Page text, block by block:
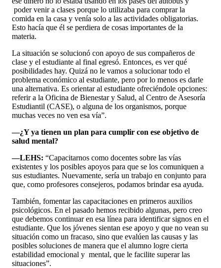
poder venir a clases porque lo utilizaba para comprar la
comida en la casa y venía solo a las actividades obligatorias.
Esto hacía que él se perdiera de cosas importantes de la
materia.
La situación se solucionó con apoyo de sus compañeros de
clase y el estudiante al final egresó. Entonces, es ver qué
posibilidades hay. Quizá no le vamos a solucionar todo el
problema económico al estudiante, pero por lo menos es darle
una alternativa. Es orientar al estudiante ofreciéndole opciones:
referir a la Oficina de Bienestar y Salud, al Centro de Asesoría
Estudiantil (CASE), o alguna de los organismos, porque
muchas veces no ven esa vía”.
—¿Y ya tienen un plan para cumplir con ese objetivo de
salud mental?
—LEHS: “Capacitarnos como docentes sobre las vías
existentes y los posibles apoyos para que se los comuniquen a
sus estudiantes. Nuevamente, sería un trabajo en conjunto para
que, como profesores consejeros, podamos brindar esa ayuda.
También, fomentar las capacitaciones en primeros auxilios
psicológicos. En el pasado hemos recibido algunas, pero creo
que debemos continuar en esa línea para identificar signos en el
estudiante. Que los jóvenes sientan ese apoyo y que no vean su
situación como un fracaso, sino que evalúen las causas y las
posibles soluciones de manera que el alumno logre cierta
estabilidad emocional y mental, que le facilite superar las
situaciones”.